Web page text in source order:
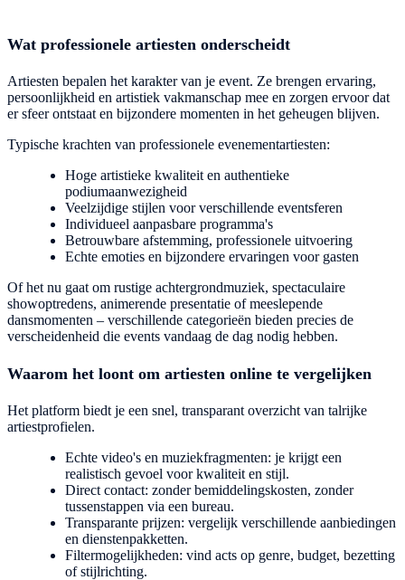
Wat professionele artiesten onderscheidt
Artiesten bepalen het karakter van je event. Ze brengen ervaring,
persoonlijkheid en artistiek vakmanschap mee en zorgen ervoor dat
er sfeer ontstaat en bijzondere momenten in het geheugen blijven.
Typische krachten van professionele evenementartiesten:
Hoge artistieke kwaliteit en authentieke
podiumaanwezigheid
Veelzijdige stijlen voor verschillende eventsferen
Individueel aanpasbare programma's
Betrouwbare afstemming, professionele uitvoering
Echte emoties en bijzondere ervaringen voor gasten
Of het nu gaat om rustige achtergrondmuziek, spectaculaire
showoptredens, animerende presentatie of meeslepende
dansmomenten – verschillende categorieën bieden precies de
verscheidenheid die events vandaag de dag nodig hebben.
Waarom het loont om artiesten online te vergelijken
Het platform biedt je een snel, transparant overzicht van talrijke
artiestprofielen.
Echte video's en muziekfragmenten: je krijgt een
realistisch gevoel voor kwaliteit en stijl.
Direct contact: zonder bemiddelingskosten, zonder
tussenstappen via een bureau.
Transparante prijzen: vergelijk verschillende aanbiedingen
en dienstenpakketten.
Filtermogelijkheden: vind acts op genre, budget, bezetting
of stijlrichting.